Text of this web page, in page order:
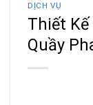
DỊCH VỤ
Thiết Kế
Quầy